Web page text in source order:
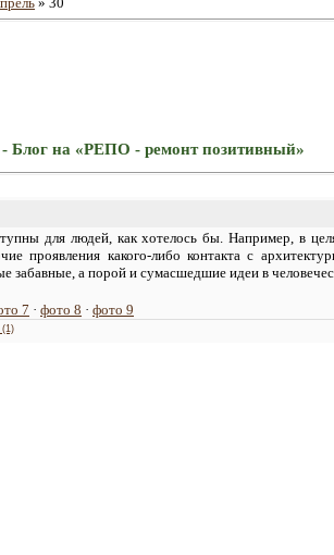
- Блог на «РЕПО - ремонт позитивный»
для людей, как хотелось бы. Например, в
проявления какого-либо контакта с
забавные, а порой и сумасшедшие идеи в
7 · фото 8 · фото 9
(1)